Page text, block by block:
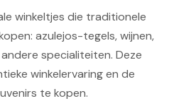
winkeltjes die traditionele
azulejos-tegels, wijnen,
specialiteiten. Deze
winkelervaring en de
te kopen.